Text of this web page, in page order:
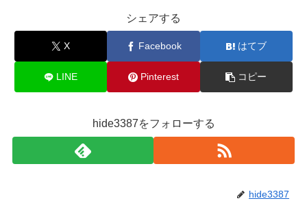
シェアする
X Facebook はてブ
LINE Pinterest コピー
hide3387をフォローする
hide3387